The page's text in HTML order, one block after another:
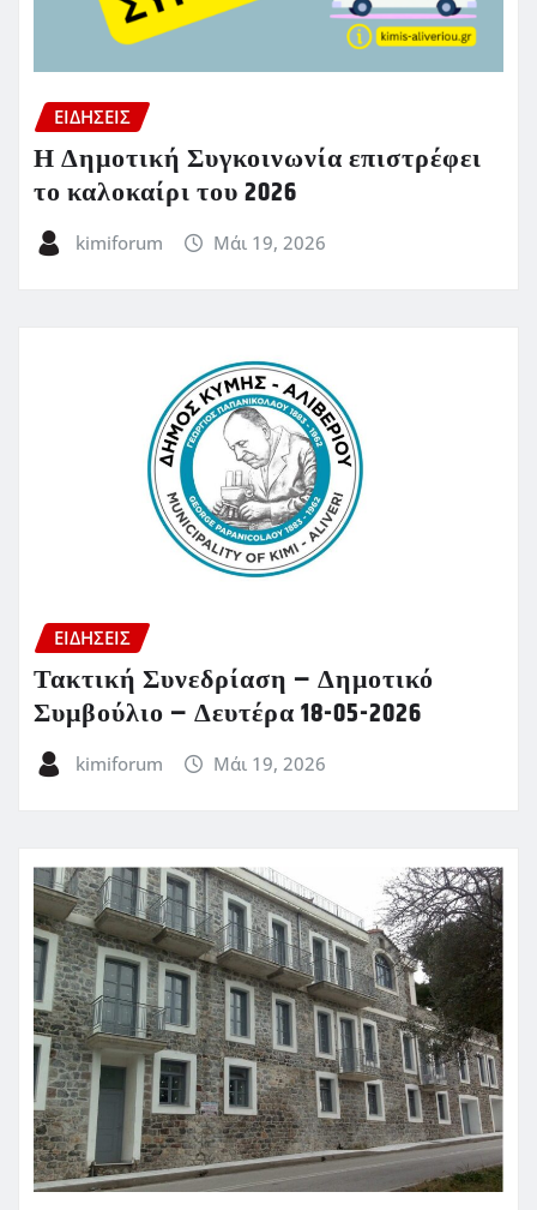
ΕΙΔΗΣΕΙΣ
Η Δημοτική Συγκοινωνία επιστρέφει
το καλοκαίρι του 2026
kimiforum Μάι 19, 2026
ΕΙΔΗΣΕΙΣ
Τακτική Συνεδρίαση – Δημοτικό
Συμβούλιο – Δευτέρα 18-05-2026
kimiforum Μάι 19, 2026